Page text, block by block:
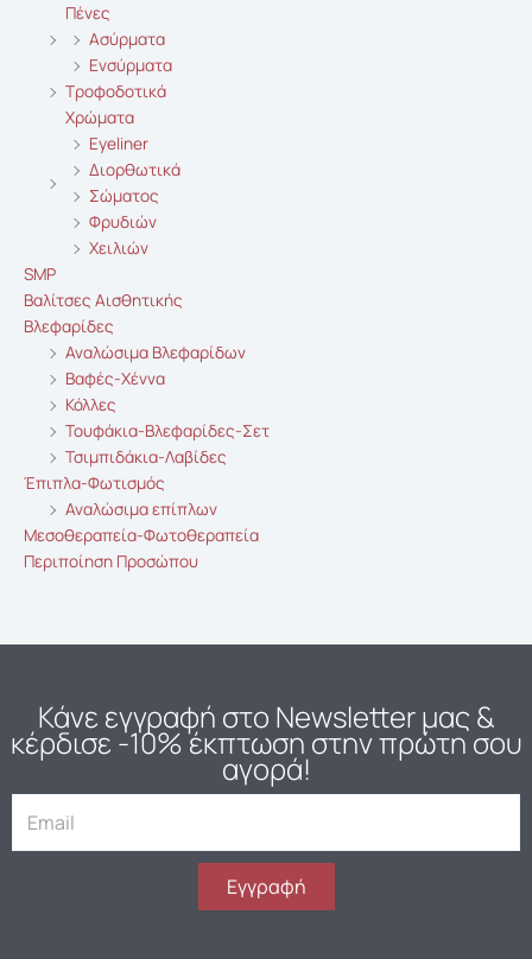
Πένες
Ασύρματα
Ενσύρματα
Τροφοδοτικά
Χρώματα
Eyeliner
Διορθωτικά
Σώματος
Φρυδιών
Χειλιών
SMP
Βαλίτσες Αισθητικής
Βλεφαρίδες
Αναλώσιμα Βλεφαρίδων
Βαφές-Χέννα
Κόλλες
Τουφάκια-Βλεφαρίδες-Σετ
Τσιμπιδάκια-Λαβίδες
Έπιπλα-Φωτισμός
Αναλώσιμα επίπλων
Μεσοθεραπεία-Φωτοθεραπεία
Περιποίηση Προσώπου
Κάνε εγγραφή στο Newsletter μας &
κέρδισε -10% έκπτωση στην πρώτη σου
αγορά!
a
Εγγραφή